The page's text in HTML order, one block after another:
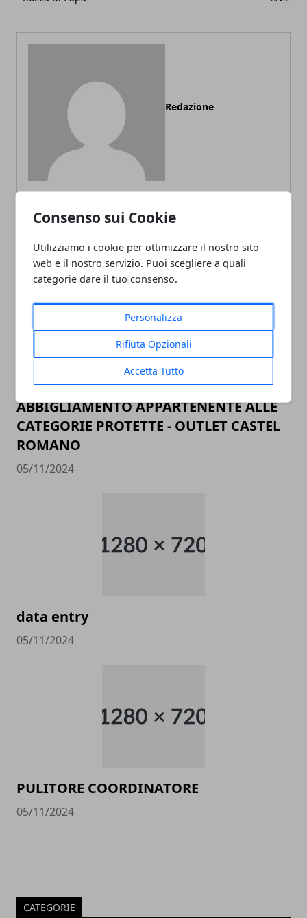
Consenso sui Cookie
Utilizziamo i cookie per ottimizzare il nostro sito
web e il nostro servizio. Puoi scegliere a quali
categorie dare il tuo consenso.
Personalizza
Rifiuta Opzionali
Accetta Tutto
Redazione
ADDETTO/A ALLE VENDITE
ABBIGLIAMENTO APPARTENENTE ALLE
CATEGORIE PROTETTE - OUTLET CASTEL
ROMANO
05/11/2024
data entry
05/11/2024
PULITORE COORDINATORE
05/11/2024
CATEGORIE